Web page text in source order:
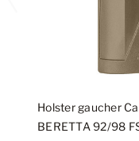
Holster gaucher
BERETTA 92/98